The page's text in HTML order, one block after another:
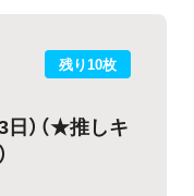
残り10枚
）（★推しキ